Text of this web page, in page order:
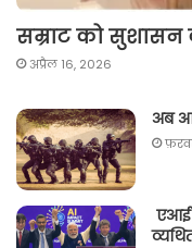
सम्राट को सुशासन
अप्रैल 16, 2026
अब
एआई